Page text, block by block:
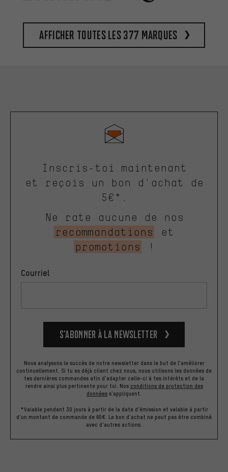
Afficher toutes les 377 marques
Inscris-toi maintenant
et reçois un bon d'achat de
5€*.
Ne rate aucune de nos
recommandations
et
promotions
!
Courriel
S’abonner à la newsletter
Nous analysons le succès de notre newsletter dans le but de l'améliorer
continuellement. Si tu es déjà client chez nous, nous utilisons les données de
tes dernières commandes afin d'adapter celle-ci à tes intérêts et de la
rendre ainsi plus pertinente pour toi. Nos conditions de protection des
données s'appliquent.
*Valable pendant 30 jours à partir de la date d'émission et valable à partir
d'un montant de commande de 60€. Le bon d'achat ne peut pas être combiné
avec d'autres actions.